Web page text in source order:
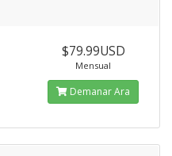
$79.99USD
Mensual
Demanar Ara